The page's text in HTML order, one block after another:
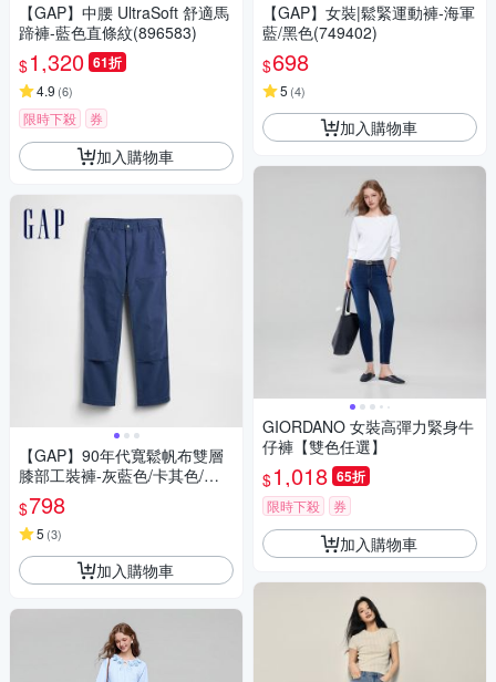
【GAP】中腰 UltraSoft 舒適馬
蹄褲-藍色直條紋(896583)
$1,320 61折
4.9 (6)
限時下殺 券
加入購物車
【GAP】90年代寬鬆帆布雙層
膝部工裝褲-灰藍色/卡其色/無
月黑(887072)
$798
5 (3)
加入購物車
【GAP】女裝|鬆緊運動褲-海軍
藍/黑色(749402)
$698
5 (4)
加入購物車
GIORDANO 女裝高彈力緊身牛
仔褲【雙色任選】
$1,018 65折
限時下殺 券
加入購物車